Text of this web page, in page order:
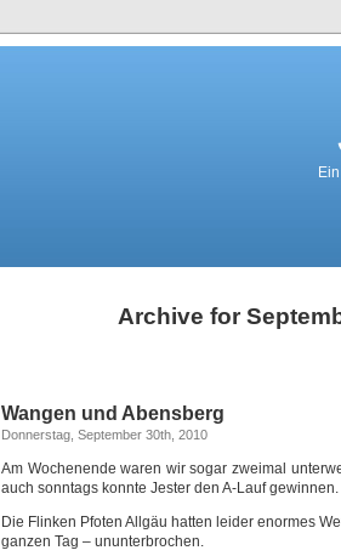
Archive for
Wangen und Abensberg
Donnerstag, September 30th, 2010
Am Wochenende waren wir sogar zweimal
auch sonntags konnte Jester den A-Lauf gewinnen.
Die Flinken Pfoten Allgäu hatten leider enormes
ganzen Tag – ununterbrochen.